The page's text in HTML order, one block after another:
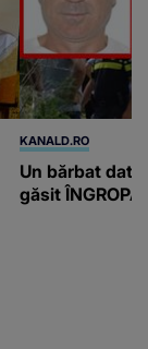
KANALD.RO
Un bărbat dat
găsit